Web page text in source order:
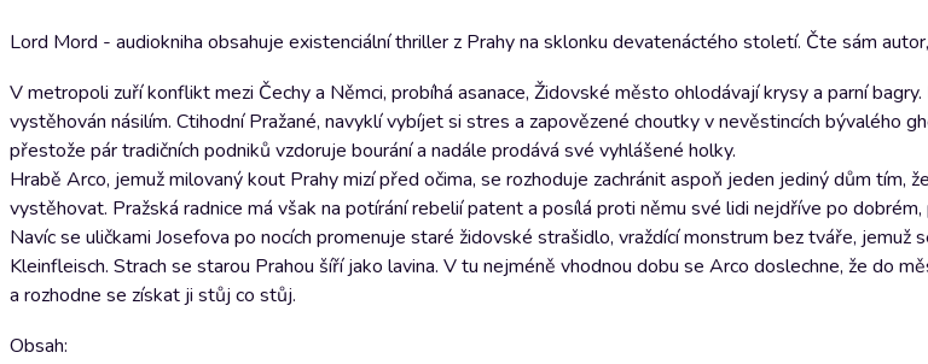
Lord Mord - audiokniha obsahuje existenciální thriller z Prahy na sklonku devatenáctého století. Čte sám
V metropoli zuří konflikt mezi Čechy a Němci, probíhá asanace, Židovské město ohlodávají krysy a parní
vystěhován násilím. Ctihodní Pražané, navyklí vybíjet si stres a zapovězené choutky v nevěstincích bývalého
přestože pár tradičních podniků vzdoruje bourání a nadále prodává své vyhlášené holky.
Hrabě Arco, jemuž milovaný kout Prahy mizí před očima, se rozhoduje zachránit aspoň jeden jediný dům tím,
vystěhovat. Pražská radnice má však na potírání rebelií patent a posílá proti němu své lidi nejdříve po dobrém,
Navíc se uličkami Josefova po nocích promenuje staré židovské strašidlo, vraždící monstrum bez tváře, jemuž
Kleinfleisch. Strach se starou Prahou šíří jako lavina. V tu nejméně vhodnou dobu se Arco doslechne, že do
a rozhodne se získat ji stůj co stůj.
Obsah: